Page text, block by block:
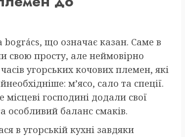
bogrács, що означає казан. Саме в
свою просту, але неймовірно
угорських кочових племен, які
м’ясо, сало та спеції.
господині додали свої
особливий баланс смаків.
в угорській кухні завдяки